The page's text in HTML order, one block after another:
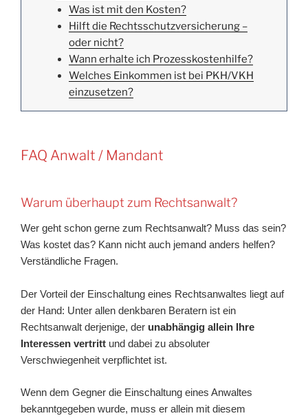
Was ist mit den Kosten?
Hilft die Rechtsschutzversicherung –
oder nicht?
Wann erhalte ich Prozesskostenhilfe?
Welches Einkommen ist bei PKH/VKH
einzusetzen?
FAQ Anwalt / Mandant
Warum überhaupt zum Rechtsanwalt?
Wer geht schon gerne zum Rechtsanwalt? Muss das sein?
Was kostet das? Kann nicht auch jemand anders helfen?
Verständliche Fragen.
Der Vorteil der Einschaltung eines Rechtsanwaltes liegt auf
der Hand: Unter allen denkbaren Beratern ist ein
Rechtsanwalt derjenige, der unabhängig allein Ihre
Interessen vertritt und dabei zu absoluter
Verschwiegenheit verpflichtet ist.
Wenn dem Gegner die Einschaltung eines Anwaltes
bekanntgegeben wurde, muss er allein mit diesem